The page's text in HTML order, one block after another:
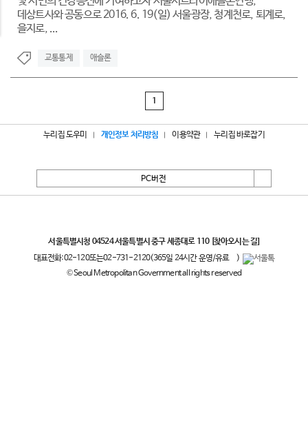
데상트사와 공동으로 2016. 6. 19(일) 서울광장, 청계천로, 퇴계로,
을지로, ...
교통통제 애슬론
1
누리집 도우미 개인정보 처리방침 이용약관 누리집 바로잡기
PC버전
서울특별시청 04524 서울특별시 중구 세종대로 110 [찾아오시는 길]
대표전화:02-120또는02-731-2120(365일 24시간 운영/유료
)
© Seoul Metropolitan Government all rights reserved